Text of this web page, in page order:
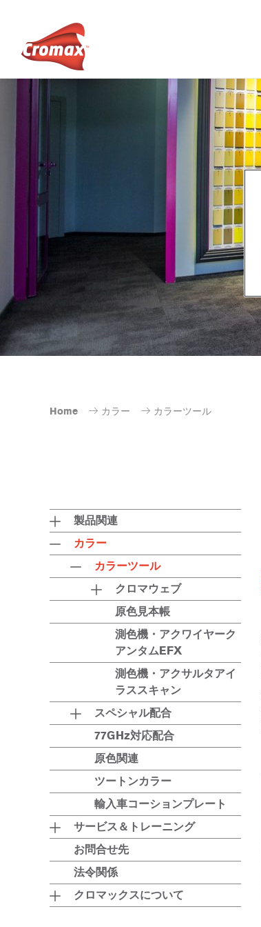
Home カラー カラーツール
製品関連
カラー
カラーツール
クロマウェブ
原色見本帳
測色機・アクワイヤーク
アンタムEFX
測色機・アクサルタアイ
ラススキャン
スペシャル配合
77GHz対応配合
原色関連
ツートンカラー
輸入車コーションプレート
サービス＆トレーニング
お問合せ先
法令関係
クロマックスについて